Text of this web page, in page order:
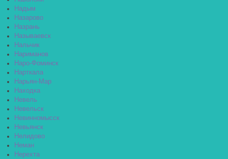
Надым
Назарово
Назрань
Называевск
Нальчик
Нариманов
Наро-Фоминск
Нарткала
Нарьян-Мар
Находка
Невель
Невельск
Невинномысск
Невьянск
Нелидово
Неман
Нерехта